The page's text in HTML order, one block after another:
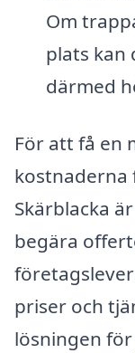
Om
plats kan
därmed
För att få en
Skärblacka
begära
priser och
lösningen